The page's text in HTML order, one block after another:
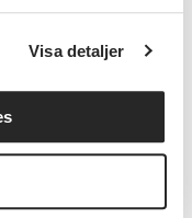
Visa detaljer
Gärdet.
mot
erfarenhet som